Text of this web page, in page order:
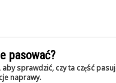
pasować?
sprawdzić, czy ta część
naprawy.